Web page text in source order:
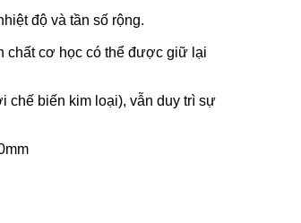
độ và tần số rộng.
chất cơ học có thể được giữ lại
chế biến kim loại), vẫn duy trì sự